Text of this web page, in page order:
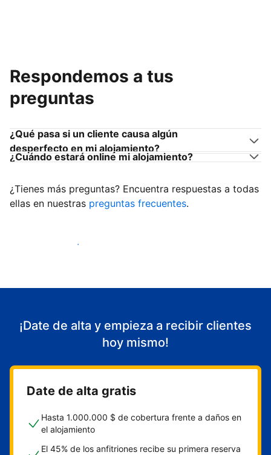
Respondemos a tus
preguntas
¿Qué pasa si un cliente causa algún
desperfecto en mi alojamiento?
¿Cuándo estará online mi alojamiento?
¿Tienes más preguntas? Encuentra respuestas a todas
ellas en nuestras preguntas frecuentes.
Empieza a recibir clientes
¡Date de alta y empieza a recibir clientes
hoy mismo!
Date de alta gratis
Hasta 1.000.000 $ de cobertura frente a daños en
el alojamiento
El 45% de los anfitriones recibe su primera reserva